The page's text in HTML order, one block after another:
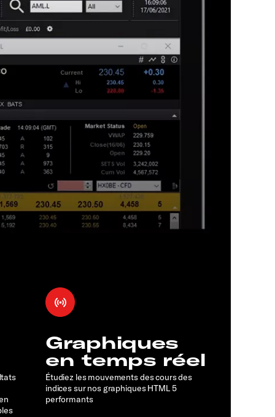
Graphiques
en temps réel
Étudiez les mouvements des cours des
indices sur nos graphiques HTML 5
performants